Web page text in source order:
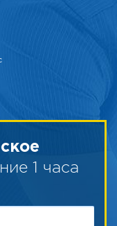
1 часа